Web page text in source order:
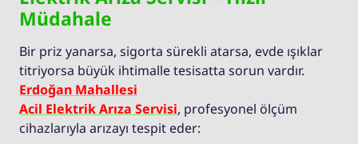
Müdahale
Bir priz yanarsa, sigorta sürekli atarsa, evde ışıklar
titriyorsa büyük ihtimalle tesisatta sorun vardır.
Erdoğan Mahallesi
Acil Elektrik Arıza Servisi, profesyonel ölçüm
cihazlarıyla arızayı tespit eder: